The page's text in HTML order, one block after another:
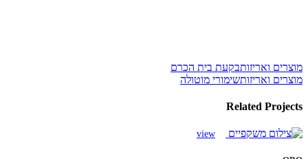
מוצרים ואריזותבקעת בית הכרם
מוצרים ואריזותשימורי מוטולה
Related Projects
view